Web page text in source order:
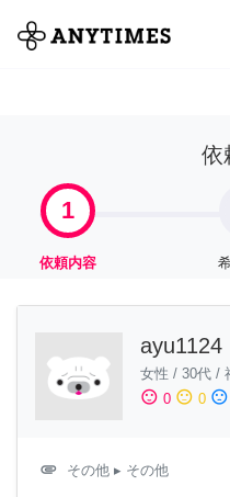
全て
依
1
依頼内容
ayu1124
女性 / 30代 /
sentiment_satisfied 0 sentiment_neutral 0 sentiment_dissatisfied
attachment その他 ▸ その他